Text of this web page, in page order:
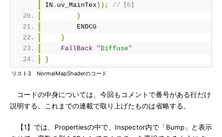
IN . uv_MainTex ));
//【6】
}
        ENDCG
}
FallBack
"Diffuse"
}
リスト3 NormalMapShaderのコード
コードの中身については、今回もコメントで番号がある行だけ
説明する。これまでの連載で取り上げたものは省略する。
【1】では、Propertiesの中で、Inspector内で「Bump」と表示